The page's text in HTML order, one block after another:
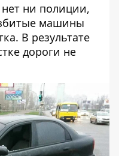
ни полиции,
машины
В результате
дороги не